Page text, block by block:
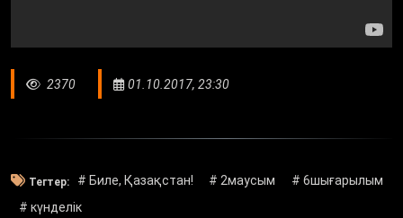
2370 01.10.2017, 23:30
Тегтер: # Биле, Қазақстан! # 2маусым
# 6шығарылым
# күнделік